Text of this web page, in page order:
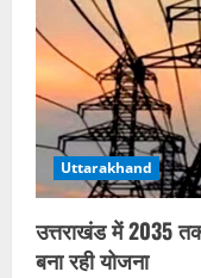
में
11
लाख
श्रद्धालुओं
ने
किए
दर्शन
Uttarakhand
उत्तराखंड में 2035
बना रही योजना